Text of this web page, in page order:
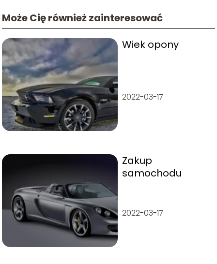
Może Cię również zainteresować
Wiek opony
2022-03-17
Zakup
samochodu
2022-03-17